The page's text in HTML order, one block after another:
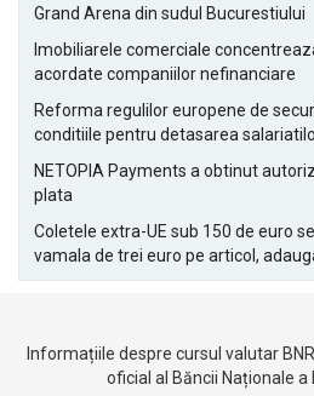
Grand Arena din sudul Bucurestiului
Imobiliarele comerciale
acordate companiilor nefinanciare
Reforma regulilor europene de
conditiile pentru detasarea
NETOPIA Payments a obtinut
plata
Coletele extra-UE sub 150 de euro
vamala de trei euro pe articol,
Informațiile despre cursul valutar
oficial al Băncii Naționale a